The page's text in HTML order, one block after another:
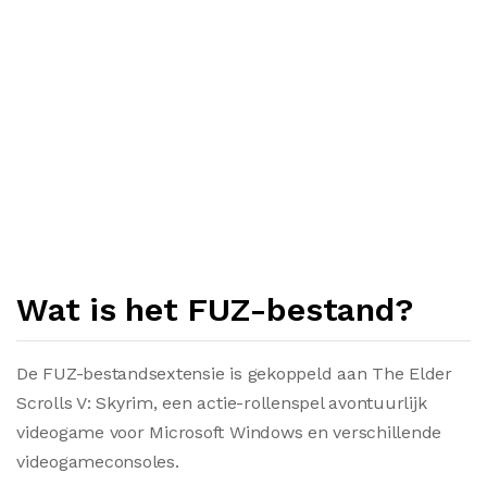
Wat is het FUZ-bestand?
De FUZ-bestandsextensie is gekoppeld aan The Elder
Scrolls V: Skyrim, een actie-rollenspel avontuurlijk
videogame voor Microsoft Windows en verschillende
videogameconsoles.